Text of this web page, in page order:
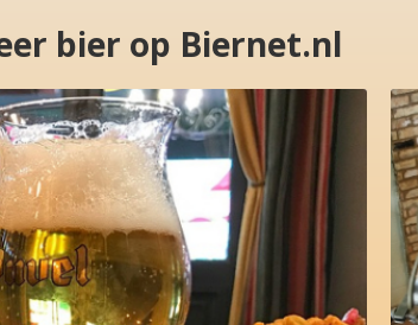
bier op Biernet.nl